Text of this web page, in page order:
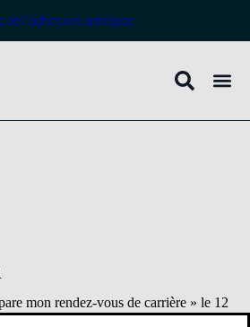
de l’adhésion anticipée
mon rendez-vous de carrière » le 12